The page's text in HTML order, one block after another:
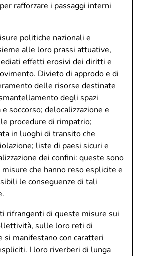
rafforzare i passaggi interni
politiche nazionali e
alle loro prassi attuative,
effetti erosivi dei diritti e
Divieto di approdo e di
delle risorse destinate
degli spazi
soccorso; delocalizzazione e
procedure di rimpatrio;
in luoghi di transito che
liste di paesi sicuri e
dei confini: queste sono
che hanno reso esplicite e
le conseguenze di tali
rifrangenti di queste misure sui
sulle loro reti di
si manifestano con caratteri
I loro riverberi di lunga